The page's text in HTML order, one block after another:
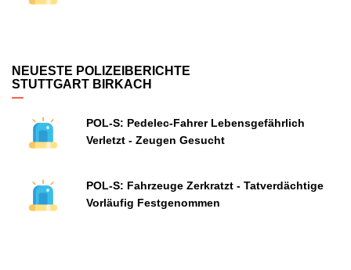
NEUESTE POLIZEIBERICHTE
STUTTGART BIRKACH
POL-S: Pedelec-Fahrer Lebensgefährlich
Verletzt - Zeugen Gesucht
POL-S: Fahrzeuge Zerkratzt - Tatverdächtige
Vorläufig Festgenommen